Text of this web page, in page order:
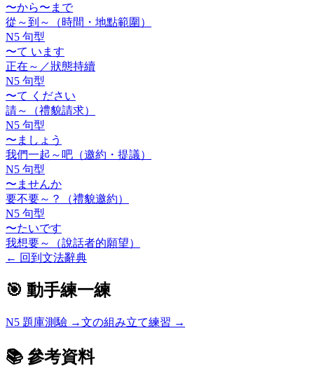
〜から〜まで
從～到～（時間・地點範圍）
N5 句型
〜て います
正在～／狀態持續
N5 句型
〜て ください
請～（禮貌請求）
N5 句型
〜ましょう
我們一起～吧（邀約・提議）
N5 句型
〜ませんか
要不要～？（禮貌邀約）
N5 句型
〜たいです
我想要～（說話者的願望）
← 回到文法辭典
🎯 動手練一練
N5 題庫測驗 →文の組み立て練習 →
📚 參考資料